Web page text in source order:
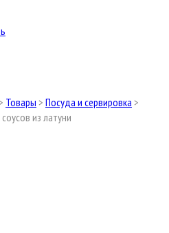
> Товары > Посуда и сервировка >
из латуни